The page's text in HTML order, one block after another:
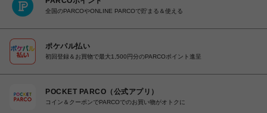
全国のPARCOやONLINE PARCOで貯まる＆使える
ポケパル払い
初回登録＆お買物で最大1,500円分のPARCOポイント進呈
POCKET PARCO（公式アプリ）
コイン＆クーポンでPARCOでのお買い物がオトクに